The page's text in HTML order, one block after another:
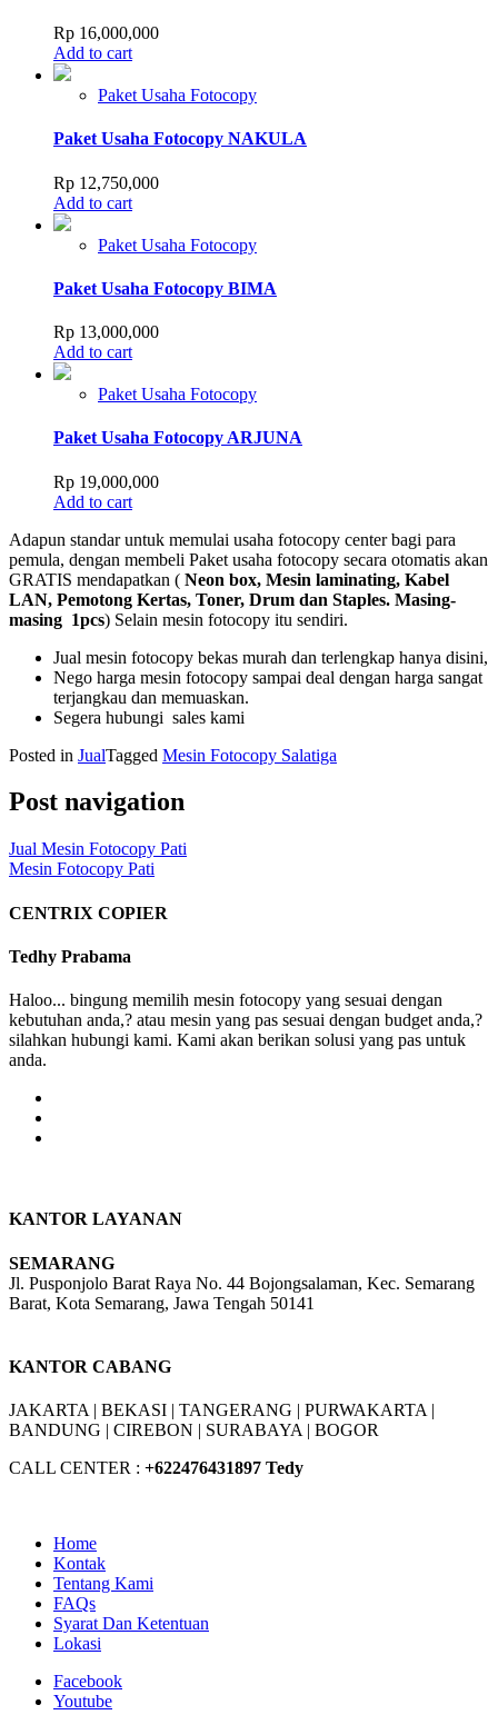
Rp 16,000,000
Add to cart
Paket Usaha Fotocopy
Paket Usaha Fotocopy NAKULA
Rp 12,750,000
Add to cart
Paket Usaha Fotocopy
Paket Usaha Fotocopy BIMA
Rp 13,000,000
Add to cart
Paket Usaha Fotocopy
Paket Usaha Fotocopy ARJUNA
Rp 19,000,000
Add to cart
Adapun standar untuk memulai usaha fotocopy center bagi para
pemula, dengan membeli Paket usaha fotocopy secara otomatis akan
GRATIS mendapatkan ( Neon box, Mesin laminating, Kabel
LAN, Pemotong Kertas, Toner, Drum dan Staples. Masing-
masing 1pcs) Selain mesin fotocopy itu sendiri.
Jual mesin fotocopy bekas murah dan terlengkap hanya disini,
Nego harga mesin fotocopy sampai deal dengan harga sangat
terjangkau dan memuaskan.
Segera hubungi sales kami
Posted in JualTagged Mesin Fotocopy Salatiga
Post navigation
Jual Mesin Fotocopy Pati
Mesin Fotocopy Pati
CENTRIX COPIER
Tedhy Prabama
Haloo... bingung memilih mesin fotocopy yang sesuai dengan
kebutuhan anda,? atau mesin yang pas sesuai dengan budget anda,?
silahkan hubungi kami. Kami akan berikan solusi yang pas untuk
anda.
KANTOR LAYANAN
SEMARANG
Jl. Pusponjolo Barat Raya No. 44 Bojongsalaman, Kec. Semarang
Barat, Kota Semarang, Jawa Tengah 50141
KANTOR CABANG
JAKARTA | BEKASI | TANGERANG | PURWAKARTA |
BANDUNG | CIREBON | SURABAYA | BOGOR
CALL CENTER : +622476431897 Tedy
Home
Kontak
Tentang Kami
FAQs
Syarat Dan Ketentuan
Lokasi
Facebook
Youtube